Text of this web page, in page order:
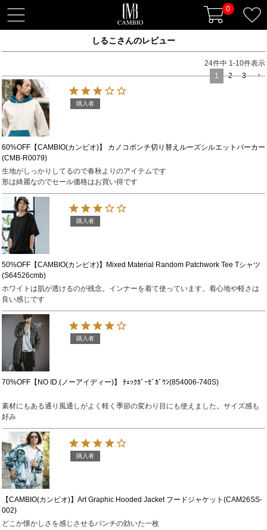
0
t
o
l
e
n
a
v
i
g
a
t
o
n
しるこさんのレビュー
24件中 1-10件表示
1
2 3
60%OFF【CAMBIO(カンビオ)】 カノコポンチ切り替えルーズシルエットパーカー
(CMB-R0079)
購入者
生地がしっかりしてるので春秋よりのアイテムです
形は綺麗なのでセール価格はお買い得です
50%OFF【CAMBIO(カンビオ)】Mixed Material Random Patchwork Tee Tシャツ
(S64526cmb)
購入者
ホワイトは肌が透けるのが残念。インナーを着て使っています。着心地や軽さは
良い感じです
70%OFF【NO ID.(ノーアイディー)】 ﾁｪｯｸｶﾞｰｾﾞｶﾞｳﾝ(854006-740S)
購入者
素材にもある通り風通しがよく軽く季節の変わり目にも使えました。サイズ感も
好み
【CAMBIO(カンビオ)】Art Graphic Hooded Jacket フードジャケット(CAM26SS-
002)
購入者
どこか懐かしさを感じさせるパンチの効いた一枚